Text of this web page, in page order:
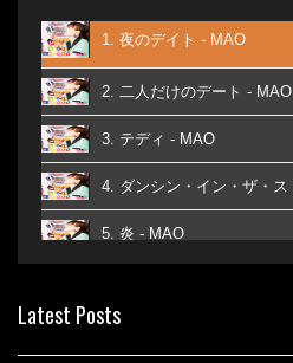
1. 夜のデイト - MAO
2. 二人だけのデート - MAO
3. テディ - MAO
4. ダンシン・イン・ザ・
5. 炎 - MAO
7. ベストフレンド - MAO
Latest Posts